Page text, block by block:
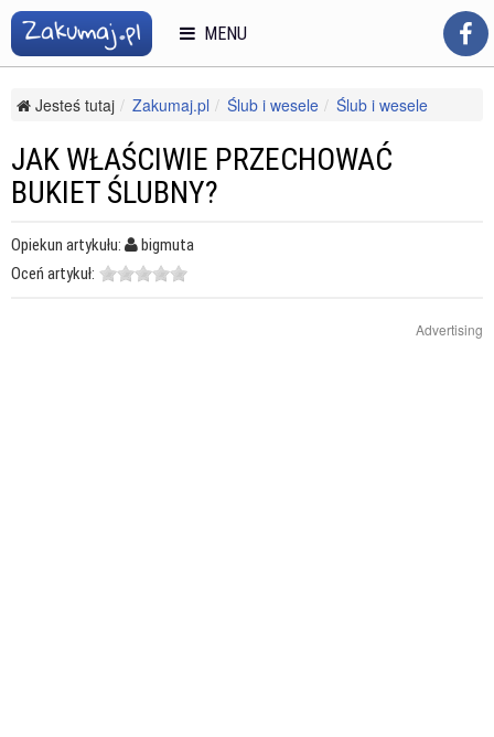
Jesteś tutaj Zakumaj.pl Ślub i wesele
Ślub i wesele
Jak właściwie przechować bukiet ślubny?
JAK WŁAŚCIWIE PRZECHOWAĆ
BUKIET ŚLUBNY?
Opiekun artykułu:
bigmuta
Oceń artykuł:
Advertising
MENU